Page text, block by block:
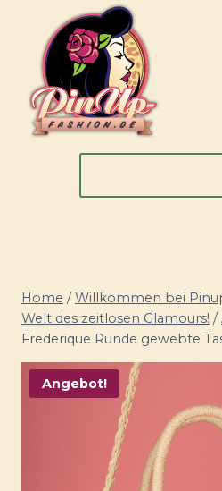
springen
Home / Willkommen bei
Welt des zeitlosen Glamours! /
Frederique Runde gewebte
Angebot!